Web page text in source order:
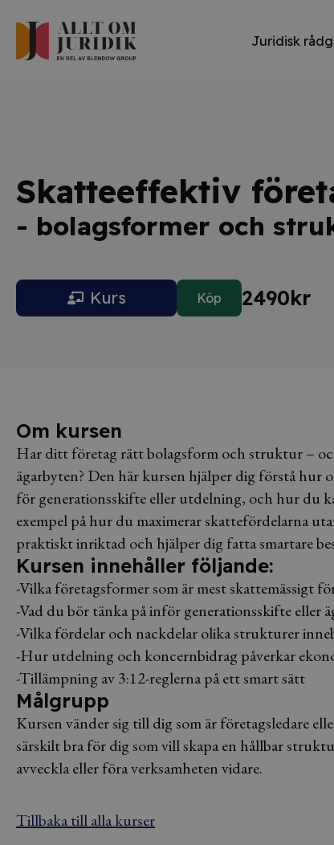
Juridisk
Skatteeffektiv
- bolagsformer och
Kurs Köp 2490kr
Om kursen
Har ditt företag rätt bolagsform och struktur –
ägarbyten? Den här kursen hjälper dig förstå
för generationsskifte eller utdelning, och hur du
exempel på hur du maximerar skattefördelarna
praktiskt inriktad och hjälper dig fatta smartare
Kursen innehåller följande:
-Vilka företagsformer som är mest skattemässigt
-Vad du bör tänka på inför generationsskifte eller
-Vilka fördelar och nackdelar olika strukturer
-Hur utdelning och koncernbidrag påverkar
-Tillämpning av 3:12-reglerna på ett smart sätt
Målgrupp
Kursen vänder sig till dig som är företagsledare
särskilt bra för dig som vill skapa en hållbar
avveckla eller föra verksamheten vidare.
Tillbaka till alla kurser